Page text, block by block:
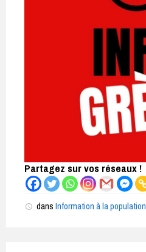
Partagez sur vos réseaux !
dans Information à la population